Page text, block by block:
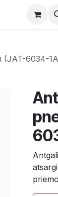
(JAT-6034-